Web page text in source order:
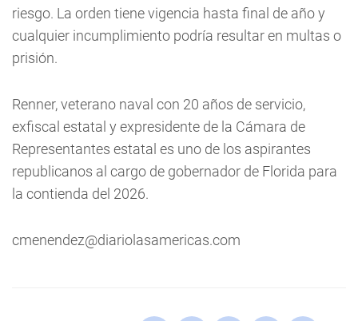
riesgo. La orden tiene vigencia hasta final de año y
cualquier incumplimiento podría resultar en multas o
prisión.
Renner, veterano naval con 20 años de servicio,
exfiscal estatal y expresidente de la Cámara de
Representantes estatal es uno de los aspirantes
republicanos al cargo de gobernador de Florida para
la contienda del 2026.
cmenendez@diariolasamericas.com